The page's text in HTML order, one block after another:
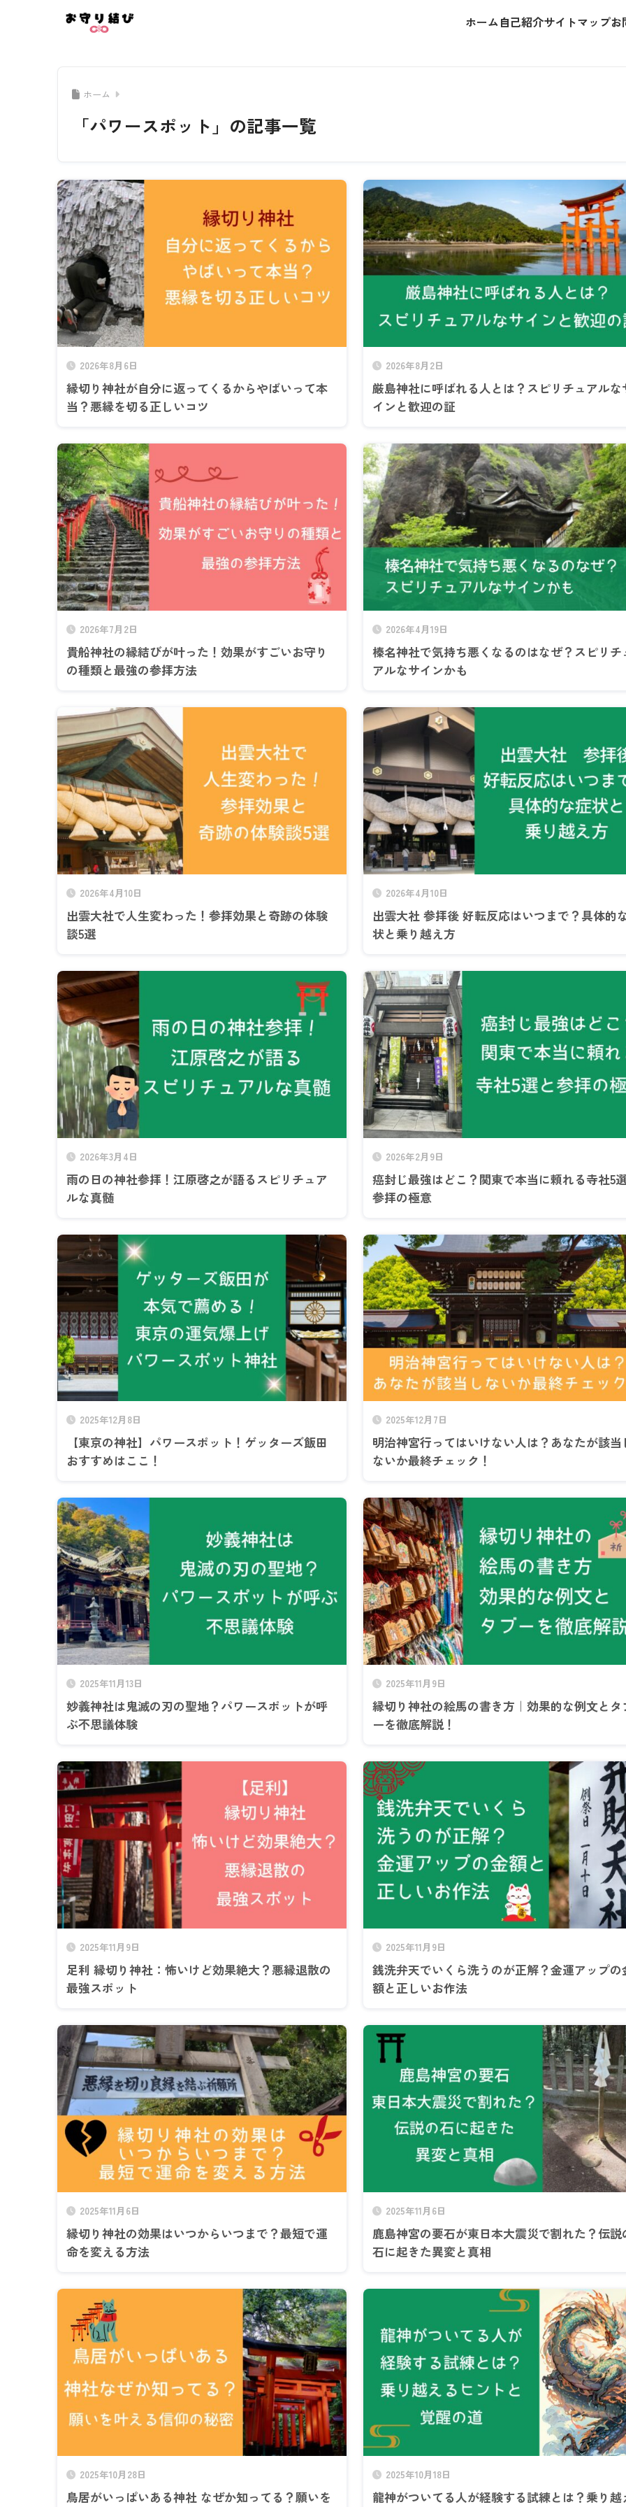
ホーム自己紹介サイトマップお
ホーム
「パワースポット」の記事一覧
2026年8月6日
縁切り神社が自分に返ってくるからやばいって本
当？悪縁を切る正しいコツ
2026年8月2日
厳島神社に呼ばれる人とは？スピリチュアルな
インと歓迎の証
2026年7月2日
貴船神社の縁結びが叶った！効果がすごいお守り
の種類と最強の参拝方法
2026年4月19日
榛名神社で気持ち悪くなるのはなぜ？スピリチ
アルなサインかも
2026年4月10日
出雲大社で人生変わった！参拝効果と奇跡の体験
談5選
2026年4月10日
出雲大社 参拝後 好転反応はいつまで？具体的
状と乗り越え方
2026年3月4日
雨の日の神社参拝！江原啓之が語るスピリチュア
ルな真髄
2026年2月9日
癌封じ最強はどこ？関東で本当に頼れる寺社5
参拝の極意
2025年12月8日
【東京の神社】パワースポット！ゲッターズ飯田
おすすめはここ！
2025年12月7日
明治神宮行ってはいけない人は？あなたが該当
ないか最終チェック！
2025年11月13日
妙義神社は鬼滅の刃の聖地？パワースポットが呼
ぶ不思議体験
2025年11月9日
縁切り神社の絵馬の書き方｜効果的な例文とタ
ーを徹底解説！
2025年11月9日
足利 縁切り神社：怖いけど効果絶大？悪縁退散の
最強スポット
2025年11月9日
銭洗弁天でいくら洗うのが正解？金運アップの
額と正しいお作法
2025年11月6日
縁切り神社の効果はいつからいつまで？最短で運
命を変える方法
2025年11月6日
鹿島神宮の要石が東日本大震災で割れた？伝説
石に起きた異変と真相
2025年10月28日
鳥居がいっぱいある神社 なぜか知ってる？願いを
2025年10月18日
龍神がついてる人が経験する試練とは？乗り越